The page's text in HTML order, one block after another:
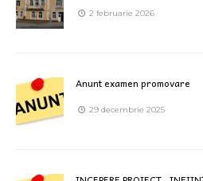
2 februarie 2026
Anunt examen promovare
29 decembrie 2025